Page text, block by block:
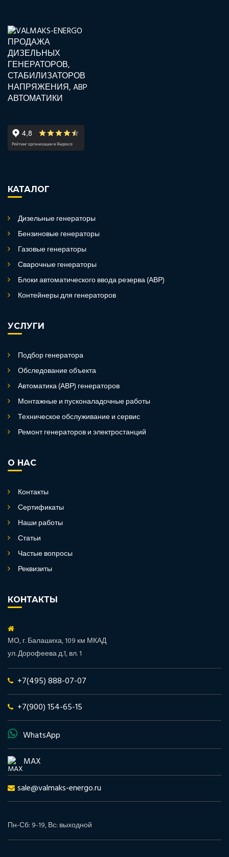
КАТАЛОГ
Дизельные генераторы
Бензиновые генераторы
Газовые генераторы
Сварочные генераторы
Блоки автоматического ввода резерва (АВР)
Контейнеры для генераторов
УСЛУГИ
Подбор генератора
Обследование объекта
Автоматика (АВР) генераторов
Монтажные и пусконаладочные работы
Техническое обслуживание и сервис
Ремонт генераторов и электростанций
О НАС
Контакты
Сертификаты
Наши работы
Статьи
Частые вопросы
Реквизиты
КОНТАКТЫ
МО, г. Балашиха, 109 км МКАД
ул. Дорофеева д.1, вл. 1
+7(495) 888-07-07
+7(900) 154-65-15
WhatsApp
MAX
sale@valmaks-energo.ru
Пн-Сб: 9-19, Вс: выходной